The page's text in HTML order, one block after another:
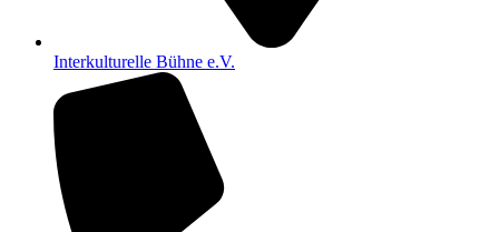
Interkulturelle Bühne e.V.